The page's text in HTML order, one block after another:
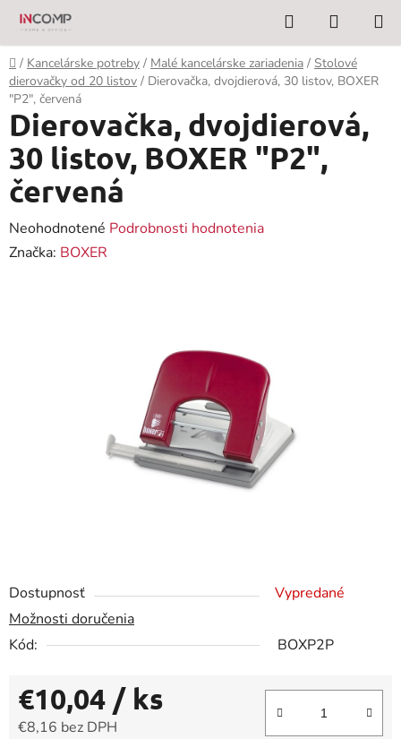
Prejsť
obsah
Hľadať
KOŠÍK
Domov
/ Kancelárske potreby / Malé kancelárske zariadenia / Stolové
dierovačky od 20 listov / Dierovačka, dvojdierová, 30 listov, BOXER
"P2", červená
Dostupnosť
Vypredané
Možnosti doručenia
Kód:
BOXP2P
€10,04 / ks
€8,16 bez DPH
Dierovačka, dvojdierová,
30 listov, BOXER "P2",
červená
Priemerné
hodnotenie
Neohodnotené Podrobnosti hodnotenia
Značka: BOXER